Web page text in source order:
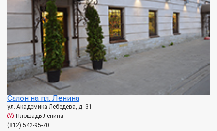
Салон на пл. Ленина
ул. Академика Лебедева, д. 31
Площадь Ленина
(812) 542-95-70